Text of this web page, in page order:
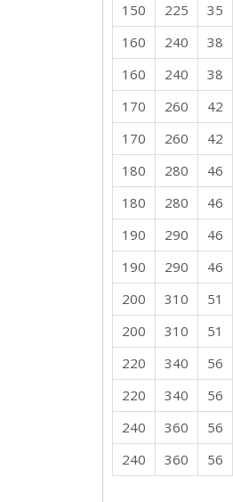
150
225 35
160
240 38
160
240 38
170
260 42
170
260 42
180
280 46
180
280 46
190
290 46
190
290 46
200
310 51
200
310 51
220
340 56
220
340 56
240
360 56
240
360 56